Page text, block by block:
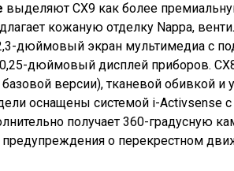
выделяют CX9 как более
кожаную отделку Nappa,
дюймовый экран мультимедиа с
дюймовый дисплей приборов.
версии), тканевой обивкой и
оснащены системой i-Activsense
получает 360-градусную
о перекрестном